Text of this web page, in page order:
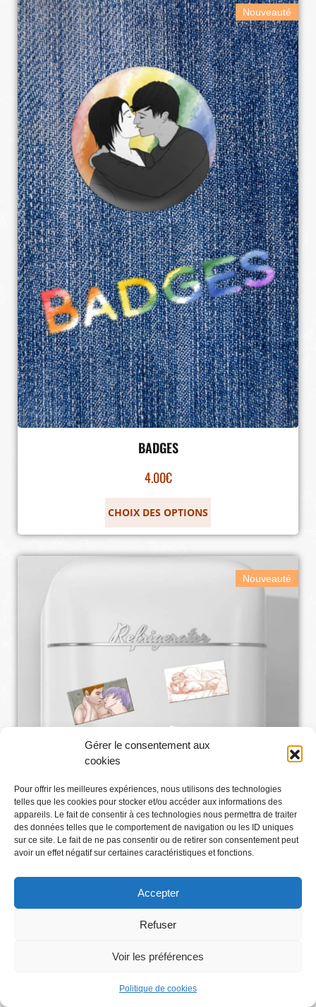
Gérer le consentement aux
cookies
Pour offrir les meilleures expériences, nous utilisons des technologies
telles que les cookies pour stocker et/ou accéder aux informations des
appareils. Le fait de consentir à ces technologies nous permettra de traiter
des données telles que le comportement de navigation ou les ID uniques
sur ce site. Le fait de ne pas consentir ou de retirer son consentement peut
avoir un effet négatif sur certaines caractéristiques et fonctions.
Accepter
Refuser
Voir les préférences
Politique de cookies
Nouveauté
BADGES
4.00€
CHOIX DES OPTIONS
Nouveauté